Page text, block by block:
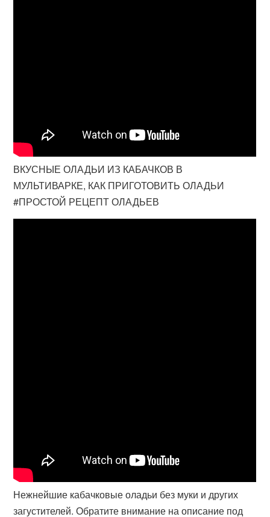
ВКУСНЫЕ ОЛАДЬИ ИЗ КАБАЧКОВ В
МУЛЬТИВАРКЕ, КАК ПРИГОТОВИТЬ ОЛАДЬИ
#ПРОСТОЙ РЕЦЕПТ ОЛАДЬЕВ
Нежнейшие кабачковые оладьи без муки и других
загустителей. Обратите внимание на описание под